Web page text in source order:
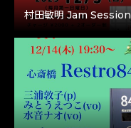
村田敏明 Jam Session